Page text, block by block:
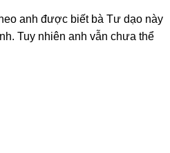
anh được biết bà Tư dạo này
Tuy nhiên anh vẫn chưa thể